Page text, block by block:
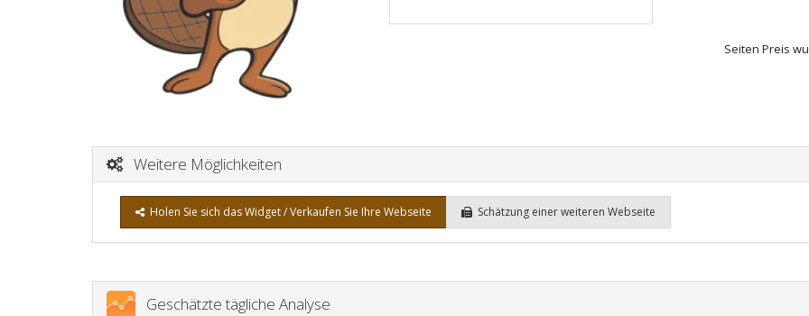
Seiten Preis
Weitere Möglichkeiten
Holen Sie sich das Widget / Verkaufen Sie Ihre Webseite Schätzung einer weiteren Webseite
Geschätzte tägliche Analyse